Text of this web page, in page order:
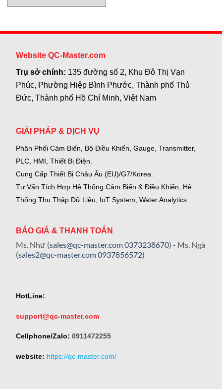
Website QC-Master.com
Trụ sở chính: 135 đường số 2, Khu Đô Thị Vạn
Phúc, Phường Hiệp Bình Phước, Thành phố Thủ
Đức, Thành phố Hồ Chí Minh, Việt Nam
GIẢI PHÁP & DỊCH VỤ
Phân Phối Cảm Biến, Bộ Điều Khiển, Gauge, Transmitter,
PLC, HMI, Thiết Bị Điện.
Cung Cấp Thiết Bị Châu Âu (EU)/G7/Korea.
Tư Vấn Tích Hợp Hệ Thống Cảm Biến & Điều Khiển, Hệ
Thống Thu Thập Dữ Liệu, IoT System, Water Analytics.
BÁO GIÁ & THANH TOÁN
Ms. Như (sales@qc-master.com0373238670) - Ms. Ngà
(sales2@qc-master.com0937856572)
HotLine:
support@qc-master.com
Cellphone/Zalo: 0911472255
website: https://qc-master.com/